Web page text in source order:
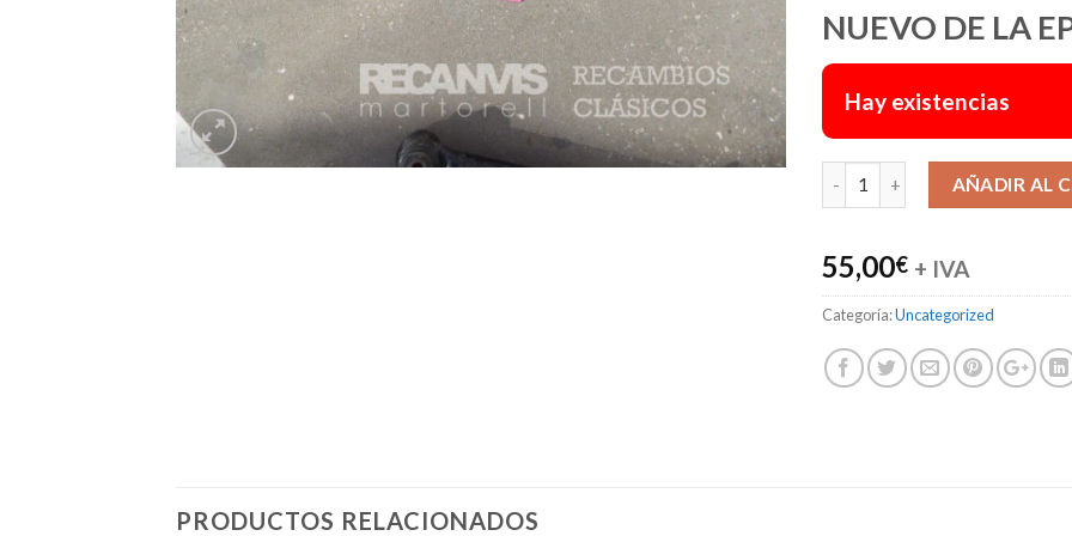
NUEVO DE LA
Hay existencias
AÑADIR AL
55,00€ + IVA
Categoría:Uncategorized
PRODUCTOS RELACIONADOS